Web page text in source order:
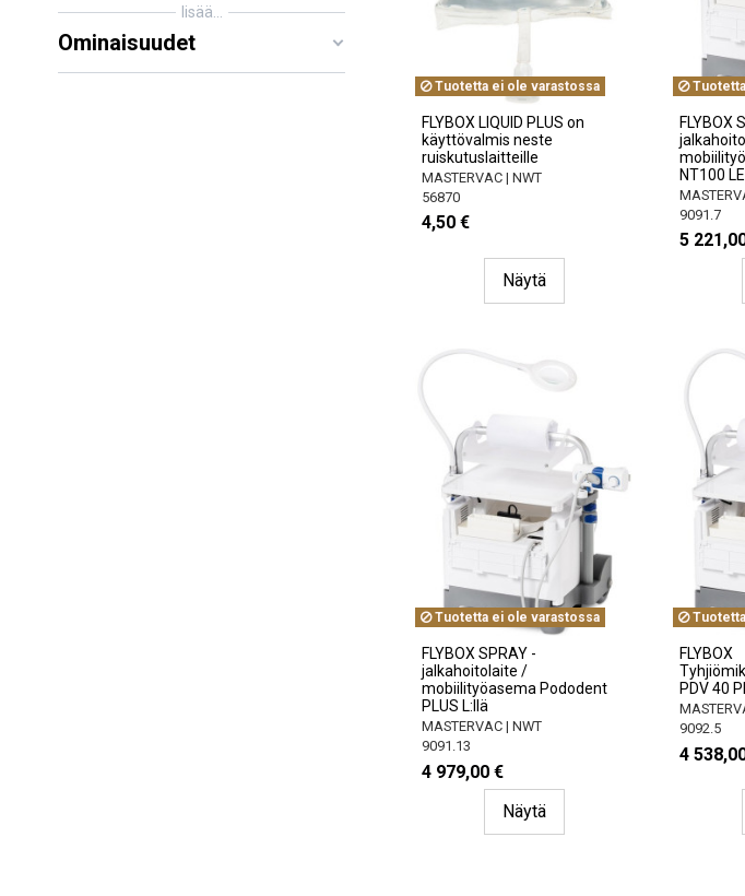
Tuotetta ei ole varastossa
FLYBOX LIQUID PLUS on
käyttövalmis neste
ruiskutuslaitteille
MASTERVAC | NWT
56870
4,50 €
Näytä
FLYBOX
NT100
9091.7
5
Tuotetta ei ole varastossa
FLYBOX SPRAY -
jalkahoitolaite /
mobiilityöasema Pododent
PLUS L:llä
MASTERVAC | NWT
9091.13
4 979,00 €
Näytä
FLYBOX
PDV 40
9092.5
4
lisää...
Ominaisuudet